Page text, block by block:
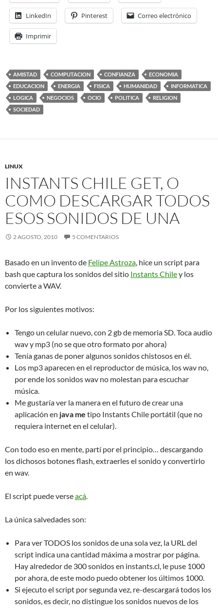
LinkedIn Pinterest Correo electrónico
Imprimir
AMISTAD COMPUTACION CONFIANZA
ECONOMIA
EDUCACION
ENERGIA FISICA HUMANIDAD
INFORMATICA
LOGICA
NEGOCIOS OCIO POLITICA
RELIGION
SOCIEDAD
LINUX
INSTANTS CHILE GET, O
COMO DESCARGAR TODOS
ESOS SONIDOS DE UNA
2 AGOSTO, 2010 5 COMENTARIOS
Basado en un invento de Felipe Astroza, hice un script para
bash que captura los sonidos del sitio Instants Chiley los
convierte a WAV.
Por los siguientes motivos:
Tengo un celular nuevo, con 2 gb de memoria SD. Toca audio
wav y mp3 (no se que otro formato por ahora)
Tenía ganas de poner algunos sonidos chistosos en él.
Los mp3 aparecen en el reproductor de música, los wav no,
por ende los sonidos wav no molestan para escuchar
música.
Me gustaría ver la manera en el futuro de crear una
aplicación en java me tipo Instants Chile portátil (que no
requiera internet en el celular).
Con todo eso en mente, partí por el principio… descargando
los dichosos botones flash, extraerles el sonido y convertirlo
en wav.
El script puede verseacá.
La única salvedades son:
Para ver TODOS los sonidos de una sola vez, la URL del
script indica una cantidad máxima a mostrar por página.
Hay alrededor de 300 sonidos en instants.cl, le puse 1000
por ahora, de este modo puedo obtener los últimos 1000.
Si ejecuto el script por segunda vez, re-descargará todos los
sonidos, es decir, no distingue los sonidos nuevos de los